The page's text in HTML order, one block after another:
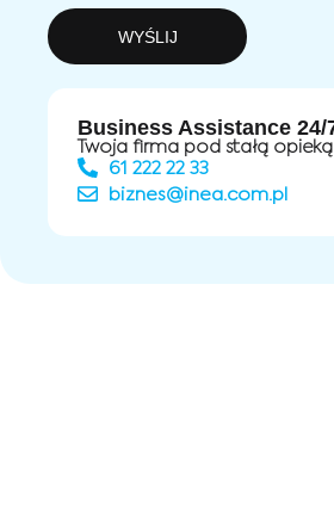
WYŚLIJ
Business Assistance 24/
Twoja firma pod stałą opieką
61 222 22 33
biznes@inea.com.pl